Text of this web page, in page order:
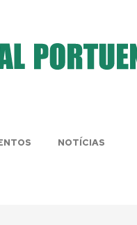
NOTÍCIAS